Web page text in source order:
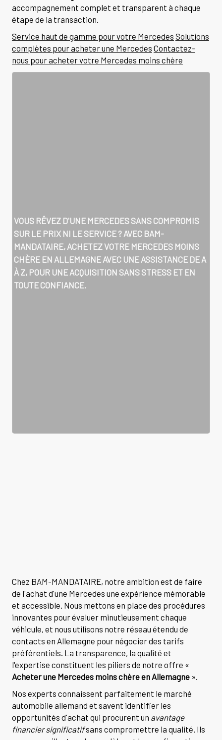
accompagnement complet et transparent à chaque
étape de la transaction.
Service haut de gamme pour votre Mercedes Solutions
complètes pour acheter une Mercedes Contactez-
nous pour acheter votre Mercedes moins chère
VOUS RÊVEZ D'UNE MERCEDES SANS COMPROMIS
SUR LE PRIX NI LE SERVICE ? AVEC BAM-
MANDATAIRE, ACHETEZ VOTRE MERCEDES MOINS
CHÈRE EN ALLEMAGNE AVEC UNE ASSISTANCE DE A
À Z, POUR UNE ACQUISITION SANS STRESS ET EN
TOUTE CONFIANCE.
Chez BAM-MANDATAIRE, notre ambition est de faire
de l'achat d'une Mercedes une expérience mémorable
et accessible. Nous mettons en place des procédures
innovantes pour évaluer minutieusement chaque
véhicule, et nous utilisons notre réseau étendu de
contacts en Allemagne pour négocier des tarifs
préférentiels. La transparence, la qualité et
l'expertise constituent les piliers de notre offre «
Acheter une Mercedes moins chère en Allemagne».
Nos experts connaissent parfaitement le marché
automobile allemand et savent identifier les
opportunités d'achat qui procurent un avantage
financier significatifsans compromettre la qualité. Ils